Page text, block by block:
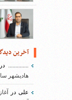
آخرین
..............
هادیشهر
علیدر